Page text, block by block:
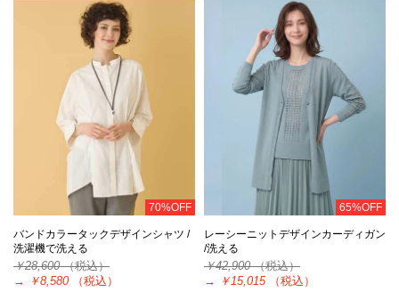
70%OFF
バンドカラータックデザインシャツ /
洗濯機で洗える
￥28,600（税込）
→
￥8,580 （税込）
65%OFF
レーシーニットデザインカーディガン
/洗える
￥42,900（税込）
→
￥15,015 （税込）